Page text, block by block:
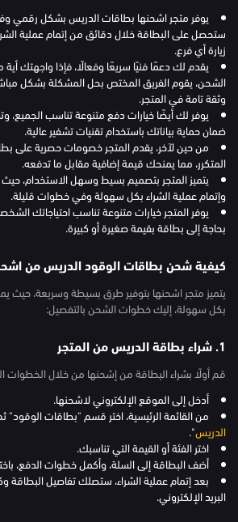
يوفر متجر اشحنها بطاقات الدريس بشكل رقمي
ستحصل على البطاقة خلال دقائق من إتمام عملية
زيارة أي فرع.
يقدم لك دعمًا فنيًا سريعًا وفعالًا، فإذا واجهتك أية
الشحن، يقوم الفريق المختص بحل المشكلة بشكل
وثقة تامة في المتجر.
يوفر لك أيضًا خيارات دفع متنوعة تناسب الجميع،
ضمان حماية بياناتك باستخدام تقنيات تشفير عالية.
من حين لآخر، يقدم المتجر خصومات حصرية على
المتكرر، مما يمنحك قيمة إضافية مقابل ما تدفعه.
يتميز المتجر بتصميم بسيط وسهل الاستخدام،
وإتمام عملية الشراء بكل سهولة وفي خطوات قليلة.
يوفر المتجر خيارات متنوعة تناسب احتياجاتك
بحاجة إلى بطاقة بقيمة صغيرة أو كبيرة.
كيفية شحن بطاقات الوقود الدريس من
يتميز متجر اشحنها بتوفير طرق بسيطة وسريعة، حيث
بكل سهولة، إليك خطوات الشحن بالتفصيل:
1. شراء بطاقة الدريس من المتجر
قم أولًا بشراء البطاقة من إشحنها من خلال الخطوات
أدخل إلى الموقع الإلكتروني لاشحنها.
من القائمة الرئيسية، اختر قسم "بطاقات
الدريس".
اختر الفئة أو القيمة التي تناسبك.
أضف البطاقة إلى السلة، وأكمل خطوات الدفع،
بعد إتمام عملية الشراء، ستصلك تفاصيل
البريد الإلكتروني.